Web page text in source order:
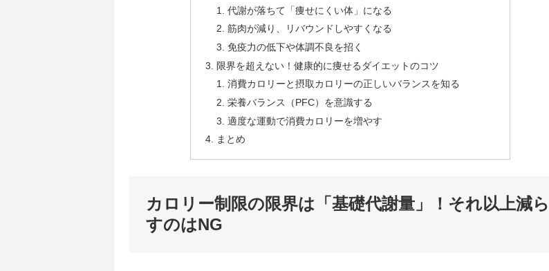
代謝が落ちて「痩せにくい体」になる
筋肉が減り、リバウンドしやすくなる
免疫力の低下や体調不良を招く
限界を超えない！健康的に痩せるダイエットのコツ
消費カロリーと摂取カロリーの正しいバランスを知る
栄養バランス（PFC）を意識する
適度な運動で消費カロリーを増やす
まとめ
カロリー制限の限界は「基礎代謝量」！それ以上減ら
すのはNG